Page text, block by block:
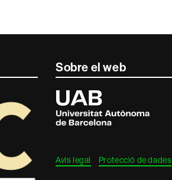
Sobre el web
Universitat
Autònoma
de
Barcelona
Avís legal Protecció de dades